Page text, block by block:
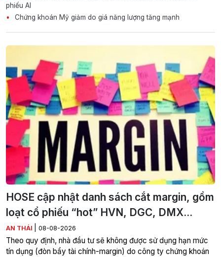
phiếu AI
Chứng khoán Mỹ giảm do giá năng lượng tăng mạnh
HOSE cập nhật danh sách cắt margin, gồm
loạt cổ phiếu “hot” HVN, DGC, DMX...
AN THÁI 08-08-2026
Theo quy định, nhà đầu tư sẽ không được sử dụng hạn mức
tín dụng (đòn bẩy tài chính-margin) do công ty chứng khoán